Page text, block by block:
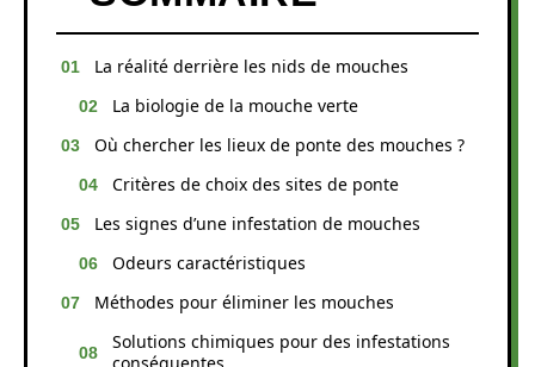
La réalité derrière les nids de mouches
La biologie de la mouche verte
Où chercher les lieux de ponte des mouches ?
Critères de choix des sites de ponte
Les signes d’une infestation de mouches
Odeurs caractéristiques
Méthodes pour éliminer les mouches
Solutions chimiques pour des infestations
conséquentes